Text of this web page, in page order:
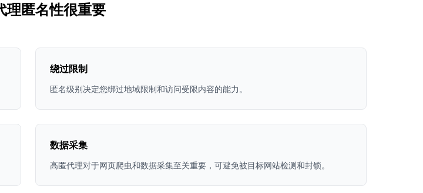
理匿名性很重要
绕过限制
匿名级别决定您绑过地域限制和访问受限内容的能力。
数据采集
高匿代理对于网页爬虫和数据采集至关重要，可避免被目标网站检测和封锁。